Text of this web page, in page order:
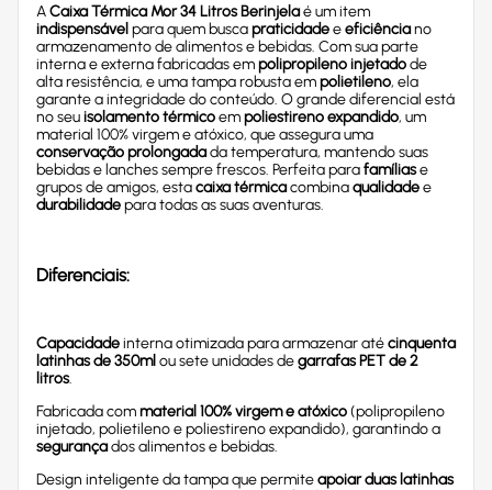
ACaixa Térmica Mor 34 Litros Berinjelaé um item
indispensável para quem buscapraticidadeeeficiênciano
armazenamento de alimentos e bebidas. Com sua parte
interna e externa fabricadas empolipropileno injetadode
alta resistência, e uma tampa robusta empolietileno, ela
garante a integridade do conteúdo. O grande diferencial está
no seuisolamento térmicoempoliestireno expandido, um
material 100% virgem e atóxico, que assegura uma
conservação prolongadada temperatura, mantendo suas
bebidas e lanches sempre frescos. Perfeita parafamíliase
grupos de amigos, estacaixa térmicacombinaqualidadee
durabilidadepara todas as suas aventuras.
Diferenciais:
Capacidadeinterna otimizada para armazenar atécinquenta
latinhas de 350ml ou sete unidades degarrafas PET de 2
litros.
Fabricada commaterial 100% virgem e atóxico(polipropileno
injetado, polietileno e poliestireno expandido), garantindo a
segurançados alimentos e bebidas.
Design inteligente da tampa que permiteapoiar duas latinhas